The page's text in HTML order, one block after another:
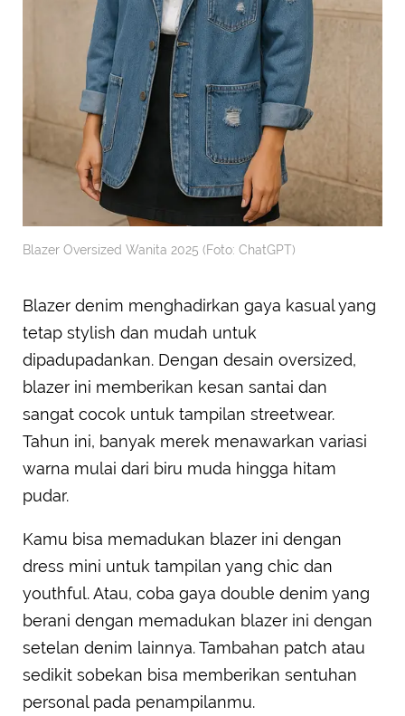
Blazer Oversized Wanita 2025 (Foto: ChatGPT)
Blazer denim menghadirkan gaya kasual yang
tetap stylish dan mudah untuk
dipadupadankan. Dengan desain oversized,
blazer ini memberikan kesan santai dan
sangat cocok untuk tampilan streetwear.
Tahun ini, banyak merek menawarkan variasi
warna mulai dari biru muda hingga hitam
pudar.
Kamu bisa memadukan blazer ini dengan
dress mini untuk tampilan yang chic dan
youthful. Atau, coba gaya double denim yang
berani dengan memadukan blazer ini dengan
setelan denim lainnya. Tambahan patch atau
sedikit sobekan bisa memberikan sentuhan
personal pada penampilanmu.